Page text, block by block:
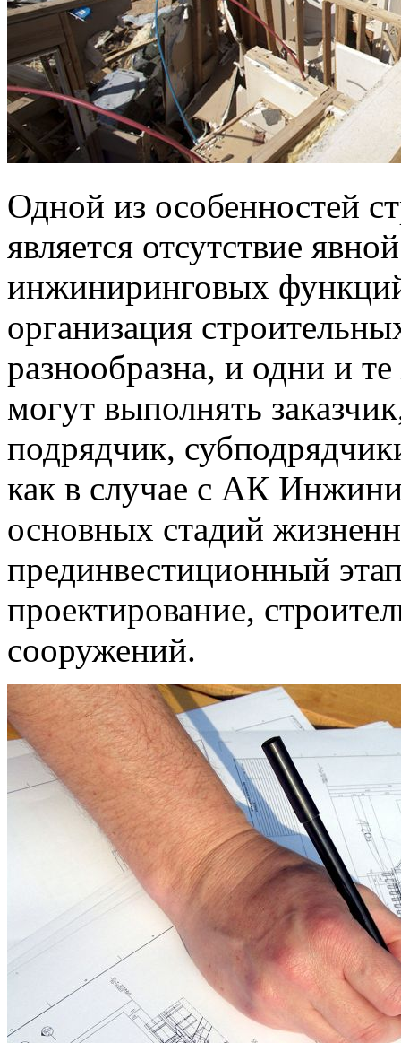
Одной из особенностей
является отсутствие
инжиниринговых
организация
разнообразна, и одни и
могут выполнять
подрядчик,
как в случае с АК
основных стадий
прединвестиционный
проектирование,
сооружений.